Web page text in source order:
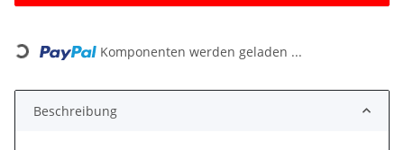
Loading... Komponenten werden geladen ...
Beschreibung